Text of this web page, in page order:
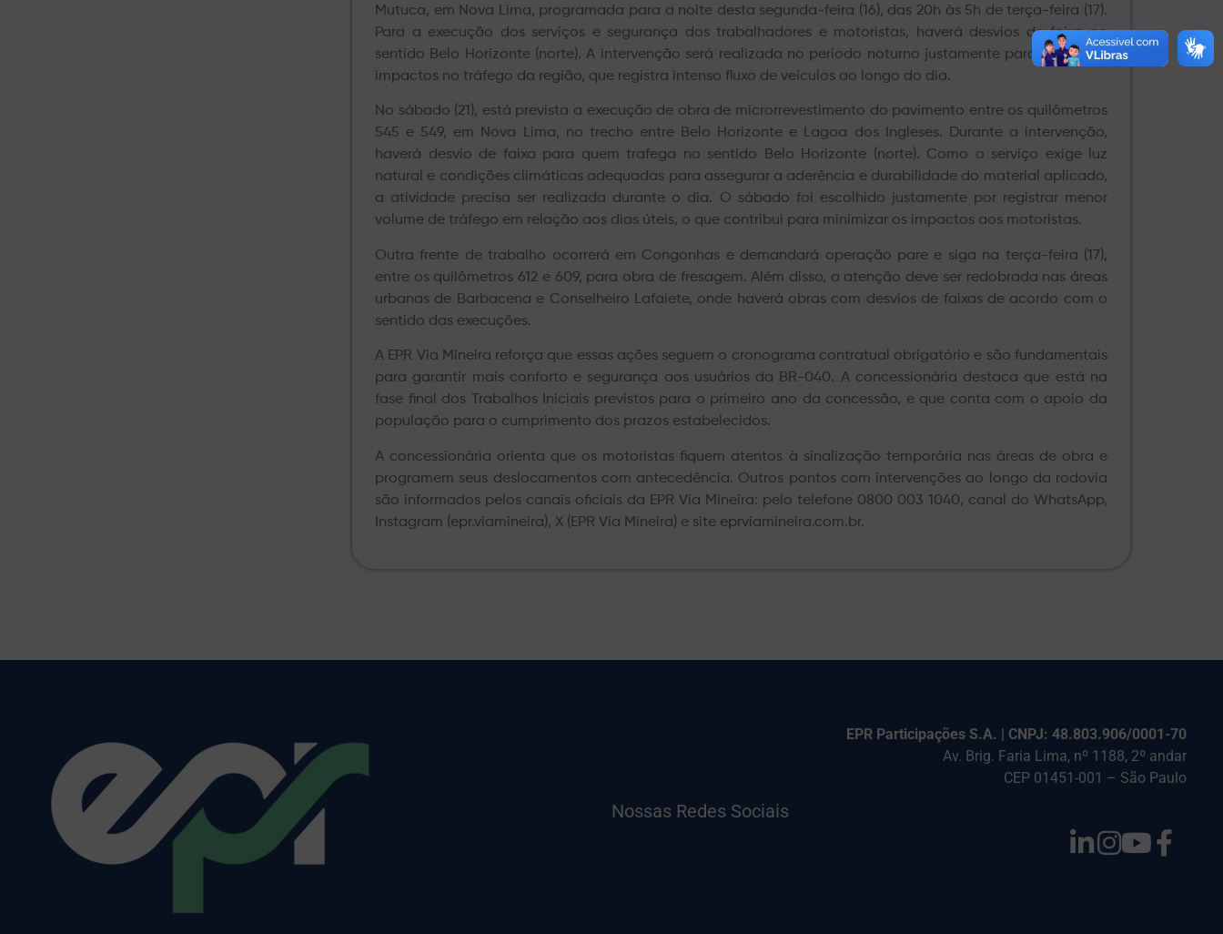
Mutuca, em Nova Lima, programada para a noite desta segunda-feira (16), das 20h às 5h de terça-feira (17).
Para a execução dos serviços e segurança dos trabalhadores e motoristas, haverá desvios de faixa no
sentido Belo Horizonte (norte). A intervenção será realizada no período noturno justamente para reduzir os
impactos no tráfego da região, que registra intenso fluxo de veículos ao longo do dia.
No sábado (21), está prevista a execução de obra de microrrevestimento do pavimento entre os quilômetros
545 e 549, em Nova Lima, no trecho entre Belo Horizonte e Lagoa dos Ingleses. Durante a intervenção,
haverá desvio de faixa para quem trafega no sentido Belo Horizonte (norte). Como o serviço exige luz
natural e condições climáticas adequadas para assegurar a aderência e durabilidade do material aplicado,
a atividade precisa ser realizada durante o dia. O sábado foi escolhido justamente por registrar menor
volume de tráfego em relação aos dias úteis, o que contribui para minimizar os impactos aos motoristas.
Outra frente de trabalho ocorrerá em Congonhas e demandará operação pare e siga na terça-feira (17),
entre os quilômetros 612 e 609, para obra de fresagem. Além disso, a atenção deve ser redobrada nas áreas
urbanas de Barbacena e Conselheiro Lafaiete, onde haverá obras com desvios de faixas de acordo com o
sentido das execuções.
A EPR Via Mineira reforça que essas ações seguem o cronograma contratual obrigatório e são fundamentais
para garantir mais conforto e segurança aos usuários da BR-040. A concessionária destaca que está na
fase final dos Trabalhos Iniciais previstos para o primeiro ano da concessão, e que conta com o apoio da
população para o cumprimento dos prazos estabelecidos.
A concessionária orienta que os motoristas fiquem atentos à sinalização temporária nas áreas de obra e
programem seus deslocamentos com antecedência. Outros pontos com intervenções ao longo da rodovia
são informados pelos canais oficiais da EPR Via Mineira: pelo telefone 0800 003 1040, canal do WhatsApp,
Instagram (epr.viamineira), X (EPR Via Mineira) e site eprviamineira.com.br.
EPR Participações S.A. | CNPJ: 48.803.906/0001-70
Av. Brig. Faria Lima, nº 1188, 2º andar
CEP 01451-001 – São Paulo
Nossas Redes Sociais